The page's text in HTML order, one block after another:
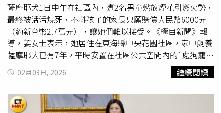
曙光與希望。
薩摩耶犬1日中午在社區內，遭2名男童燃放煙花引燃火勢，
最終被活活燒死，不料孩子的家長只願賠償人民幣6000元
（約新台幣2.7萬元），讓她們難以接受。《極目新聞》報
導，姜女士表示，她居住在東海縣中央花園社區，家中飼養
薩摩耶犬已有7年，平時安置在社區公共空間內的1處狗籠
中。1日中午，2名男孩在小區內玩炮竹時，將點燃的煙花伸
入狗籠內，因籠內遮擋布料易燃，引發火勢，導致整個籠子
迅速起火，狗狗無法逃生，被燒死在籠中。飼主提供的監視
器畫面顯示，1日中午12時34分許，2名男孩先後來到狗籠
02月03日, 2026 繼續閱讀